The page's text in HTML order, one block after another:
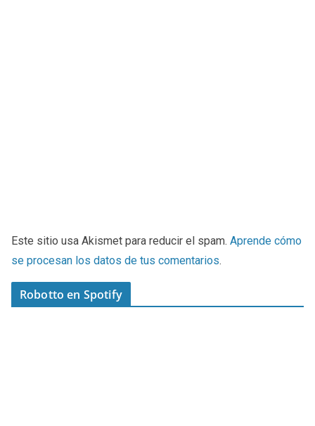
Este sitio usa Akismet para reducir el spam. Aprende cómo
se procesan los datos de tus comentarios.
Robotto en Spotify